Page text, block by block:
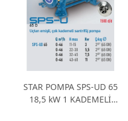
STAR POMPA SPS-UD 65
18,5 kW 1 KADEMELİ